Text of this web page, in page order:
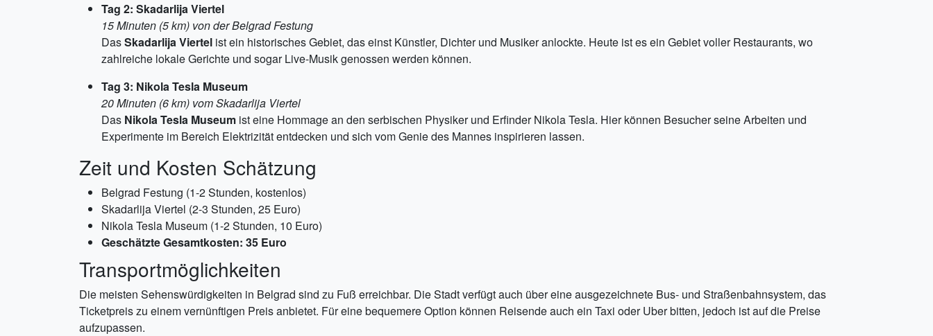
Tag 2: Skadarlija Viertel
15 Minuten (5 km) von der Belgrad Festung
DasSkadarlija Viertel ist ein historisches Gebiet, das einst Künstler, Dichter und Musiker anlockte. Heute ist es ein Gebiet voller Restaurants, wo
zahlreiche lokale Gerichte und sogar Live-Musik genossen werden können.
Tag 3: Nikola Tesla Museum
20 Minuten (6 km) vom Skadarlija Viertel
Das Nikola Tesla Museum ist eine Hommage an den serbischen Physiker und Erfinder Nikola Tesla. Hier können Besucher seine Arbeiten und
Experimente im Bereich Elektrizität entdecken und sich vom Genie des Mannes inspirieren lassen.
Zeit und Kosten Schätzung
Belgrad Festung (1-2 Stunden, kostenlos)
Skadarlija Viertel (2-3 Stunden, 25 Euro)
Nikola Tesla Museum (1-2 Stunden, 10 Euro)
Geschätzte Gesamtkosten: 35 Euro
Transportmöglichkeiten
Die meisten Sehenswürdigkeiten in Belgrad sind zu Fuß erreichbar. Die Stadt verfügt auch über eine ausgezeichnete Bus- und Straßenbahnsystem, das
Ticketpreis zu einem vernünftigen Preis anbietet. Für eine bequemere Option können Reisende auch ein Taxi oder Uber bitten, jedoch ist auf die Preise
aufzupassen.